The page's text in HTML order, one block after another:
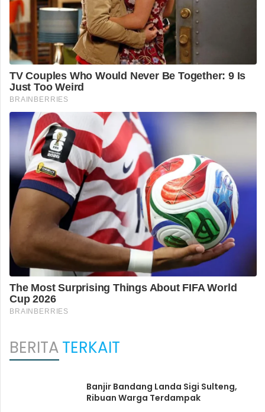
BERITATERKAIT
Banjir Bandang Landa Sigi Sulteng,
Ribuan Warga Terdampak